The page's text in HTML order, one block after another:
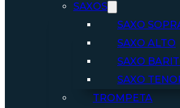
SAXOS
SAXO
SAXO ALTO
SAXO
SAXO
TROMPETA